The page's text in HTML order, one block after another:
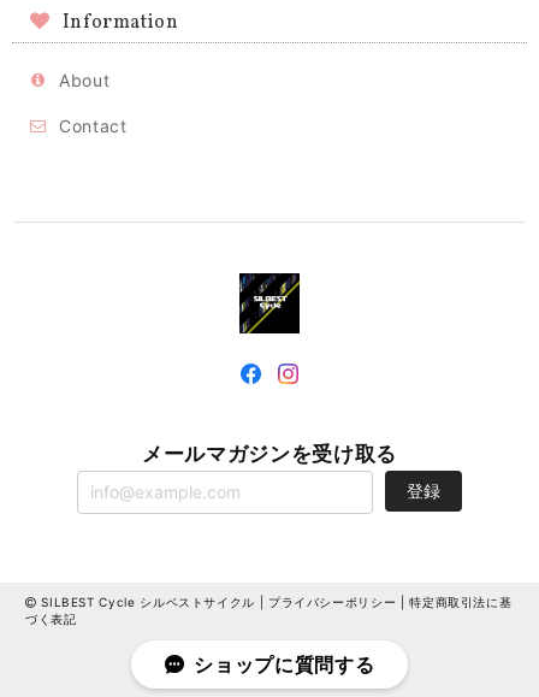
Information
About
Contact
メールマガジンを受け取る
登録
SILBEST Cycle シルベストサイクル | プライバシーポリシー |特定商取引法に基
づく表記
ショップに質問する